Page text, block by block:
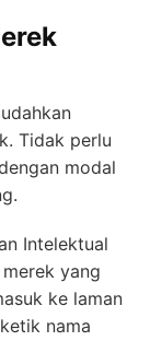
Tidak perlu
modal
Intelektual
yang
ke laman
nama